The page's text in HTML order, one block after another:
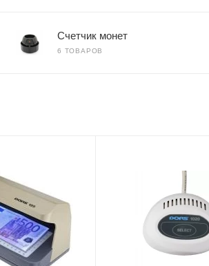
Счетчик монет
6 ТОВАРОВ